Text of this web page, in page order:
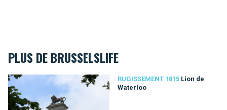
PLUS DE BRUSSELSLIFE
RUGISSEMENT 1815 Lion de
Waterloo
Lion de Waterloo